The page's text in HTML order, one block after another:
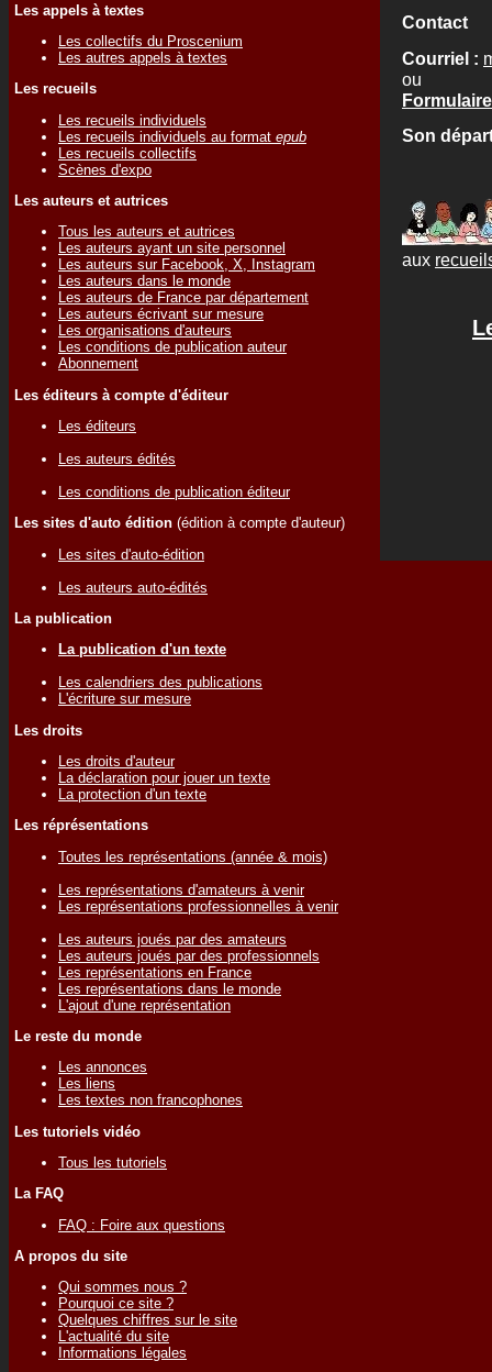
Les appels à textes
Les collectifs du Proscenium
Les autres appels à textes
Les recueils
Les recueils individuels
Les recueils individuels au format epub
Les recueils collectifs
Scènes d'expo
Les auteurs et autrices
Tous les auteurs et autrices
Les auteurs ayant un site personnel
Les auteurs sur Facebook, X, Instagram
Les auteurs dans le monde
Les auteurs de France par département
Les auteurs écrivant sur mesure
Les organisations d'auteurs
Les conditions de publication auteur
Abonnement
Les éditeurs à compte d'éditeur
Les éditeurs
Les auteurs édités
Les conditions de publication éditeur
Les sites d'auto édition (édition à compte d'auteur)
Les sites d'auto-édition
Les auteurs auto-édités
La publication
La publication d'un texte
Les calendriers des publications
L'écriture sur mesure
Les droits
Les droits d'auteur
La déclaration pour jouer un texte
La protection d'un texte
Les réprésentations
Toutes les représentations (année & mois)
Les représentations d'amateurs à venir
Les représentations professionnelles à venir
Les auteurs joués par des amateurs
Les auteurs joués par des professionnels
Les représentations en France
Les représentations dans le monde
L'ajout d'une représentation
Le reste du monde
Les annonces
Les liens
Les textes non francophones
Les tutoriels vidéo
Tous les tutoriels
La FAQ
FAQ : Foire aux questions
A propos du site
Qui sommes nous ?
Pourquoi ce site ?
Quelques chiffres sur le site
L'actualité du site
Informations légales
Contact
Courriel :
ou
Son
aux